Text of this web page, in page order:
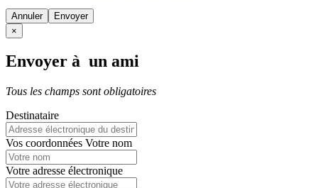
Annuler
×
Envoyer à un ami
Tous les champs sont obligatoires
Destinataire
Vos coordonnées Votre nom
Votre adresse électronique